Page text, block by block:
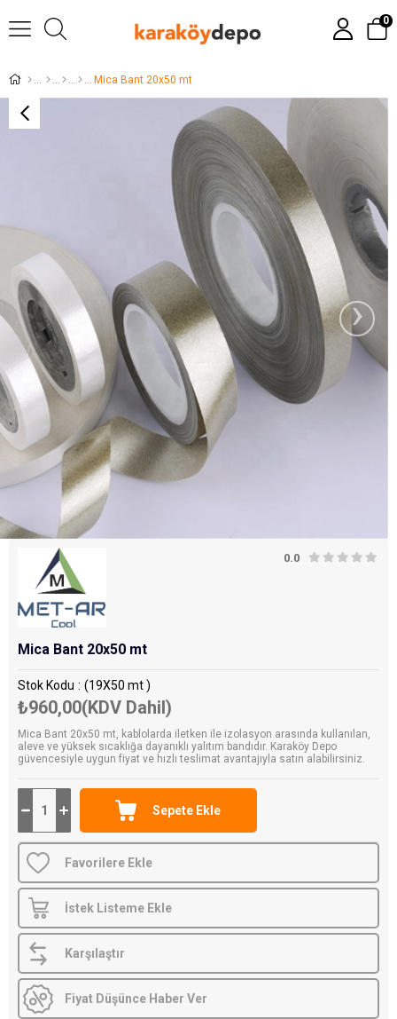
0
Mica Bant 20x50 mt
›
0.0
Mica Bant 20x50 mt
Stok Kodu (19X50 mt )
₺960,00(KDV Dahil)
Mica Bant 20x50 mt, kablolarda iletken ile izolasyon arasında kullanılan,
aleve ve yüksek sıcaklığa dayanıklı yalıtım bandıdır. Karaköy Depo
güvencesiyle uygun fiyat ve hızlı teslimat avantajıyla satın alabilirsiniz.
Favorilere Ekle
İstek Listeme Ekle
Karşılaştır
Fiyat Düşünce Haber Ver